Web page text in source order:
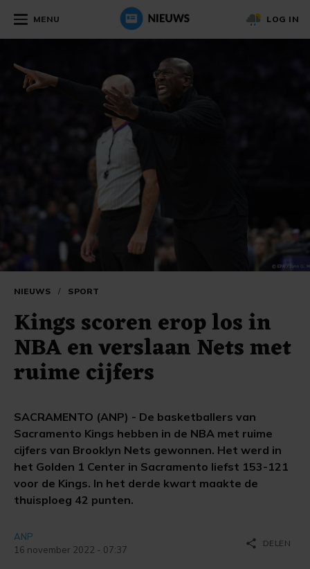
MENU LOG IN
NIEUWS / SPORT
Kings scoren erop los in
NBA en verslaan Nets met
ruime cijfers
SACRAMENTO (ANP) - De basketballers van
Sacramento Kings hebben in de NBA met ruime
cijfers van Brooklyn Nets gewonnen. Het werd in
het Golden 1 Center in Sacramento liefst 153-121
voor de Kings. In het derde kwart maakte de
thuisploeg 42 punten.
ANP
16 november 2022 - 07:37
share DELEN